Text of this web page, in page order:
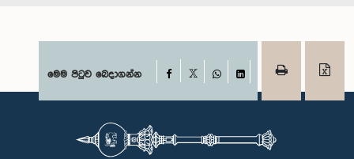
මෙම පිටුව බෙදාගන්න Facebook
WhatsAppLinkedIn